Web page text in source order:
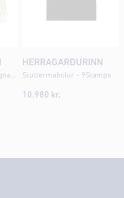
Síðerma Polo Bolur - Signature Knit Pinstriped
HERRAGARÐURINN
Stuttermabolur - 9Stamps
10.980 kr.